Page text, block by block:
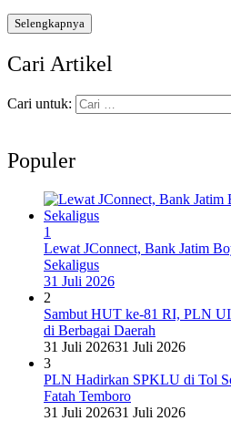
Selengkapnya
Cari Artikel
Cari untuk:
Populer
1
Lewat JConnect, Bank Jatim
Sekaligus
31 Juli 2026
2
Sambut HUT ke-81 RI, PLN
di Berbagai Daerah
31 Juli 202631 Juli 2026
3
PLN Hadirkan SPKLU di Tol
Fatah Temboro
31 Juli 202631 Juli 2026